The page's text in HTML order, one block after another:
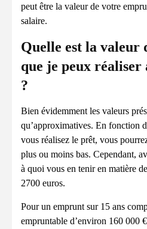
peut être la valeur de votre
salaire.
Quelle est la valeur
que je peux réaliser
?
Bien évidemment les valeurs
qu’approximatives. En fonction
vous réalisez le prêt, vous
plus ou moins bas. Cependant,
à quoi vous en tenir en matière
2700 euros.
Pour un emprunt sur 15 ans
empruntable d’environ 160 000